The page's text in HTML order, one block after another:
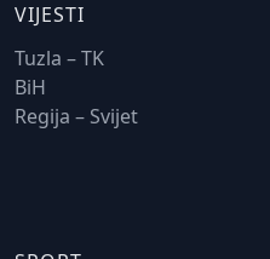
VIJESTI
Tuzla – TK
BiH
Regija – Svijet